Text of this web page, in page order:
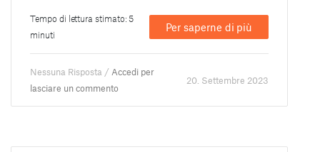
Tempo di lettura stimato: 5
minuti
Per saperne di più
Nessuna Risposta / Accedi per
lasciare un commento
20. Settembre 2023